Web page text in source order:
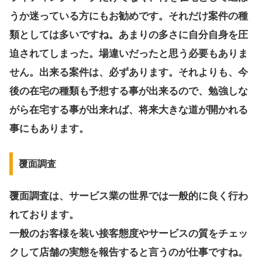
うか迷っている方にもお勧めです。それだけ案件の種
類としては多いですね。あまりの多さに自分自身を圧
迫されてしまった。場違いだったと思う必要もありま
せん。出来る案件は、必ずあります。それよりも、今
後の在宅の種類も予想する事が出来るので、勉強しな
がら在宅する事が出来れば、将来大きな道が開かれる
事にもあります。
覆面調査
覆面調査は、サービス業の世界では一般的に良く行わ
れております。
一般のお客様を装い接客態度やサービスの質をチェッ
クして店舗の実態を報告すると言うのが仕事ですね。